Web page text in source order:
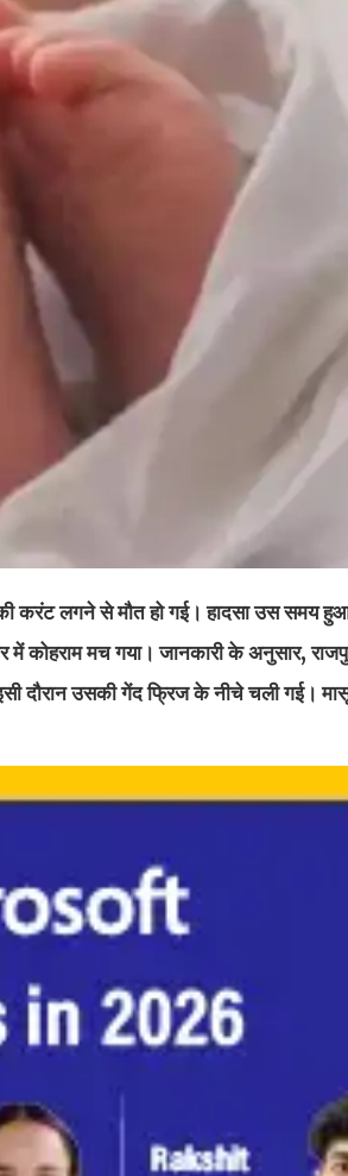
की करंट लगने से मौत हो गई। हादसा उस समय
कोहराम मच गया। जानकारी के अनुसार,
दौरान उसकी गेंद फ्रिज के नीचे चली गई।